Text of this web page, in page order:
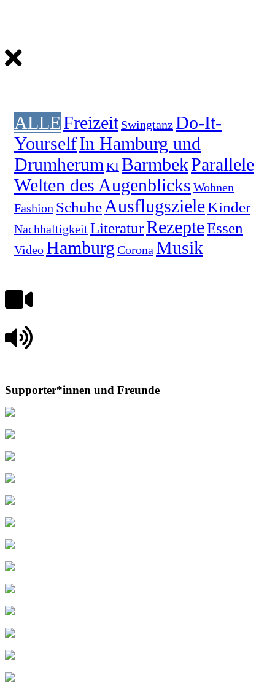
ALLEFreizeit SwingtanzDo-It-
YourselfIn Hamburg und
Drumherum KI BarmbekParallele
Welten des Augenblicks Wohnen
Fashion Schuhe AusflugszieleKinder
NachhaltigkeitLiteraturRezepteEssen
VideoHamburg Corona Musik
Supporter*innen und Freunde